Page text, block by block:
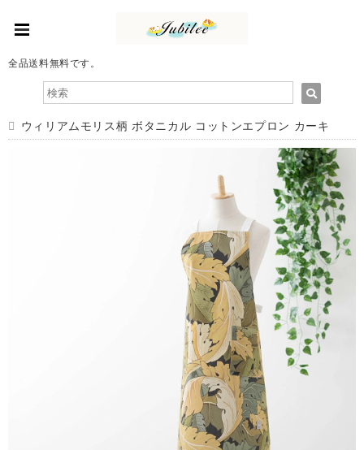
全品送料無料です。
ウィリアムモリス柄 ボタニカル コットンエプロン カーキ